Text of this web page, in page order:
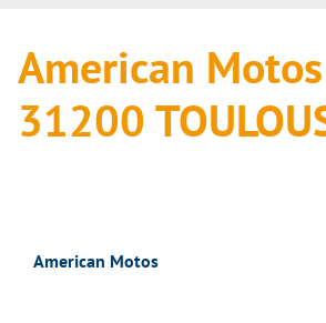
American
31200
American Motos